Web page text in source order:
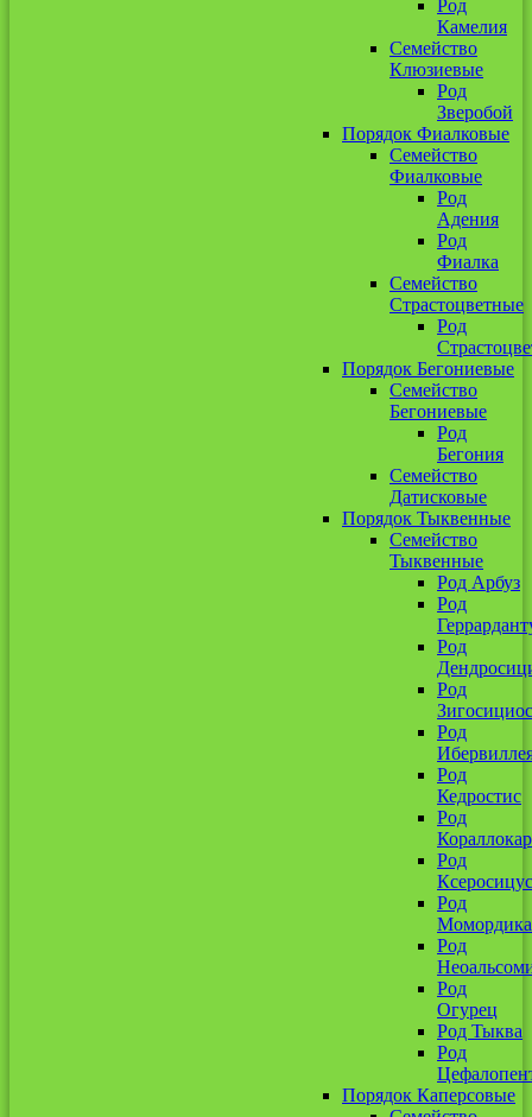
Род
Камелия
Семейство
Клюзиевые
Род
Зверобой
Порядок Фиалковые
Семейство
Фиалковые
Род
Адения
Род
Фиалка
Семейство
Страстоцветные
Род
Порядок Бегониевые
Семейство
Бегониевые
Род
Бегония
Семейство
Датисковые
Порядок Тыквенные
Семейство
Тыквенные
Род Арбуз
Род
Род
Род
Зигосициос
Род
Род
Кедростис
Род
Род
Ксеросицус
Род
Момордика
Род
Род
Огурец
Род Тыква
Род
Порядок Каперсовые